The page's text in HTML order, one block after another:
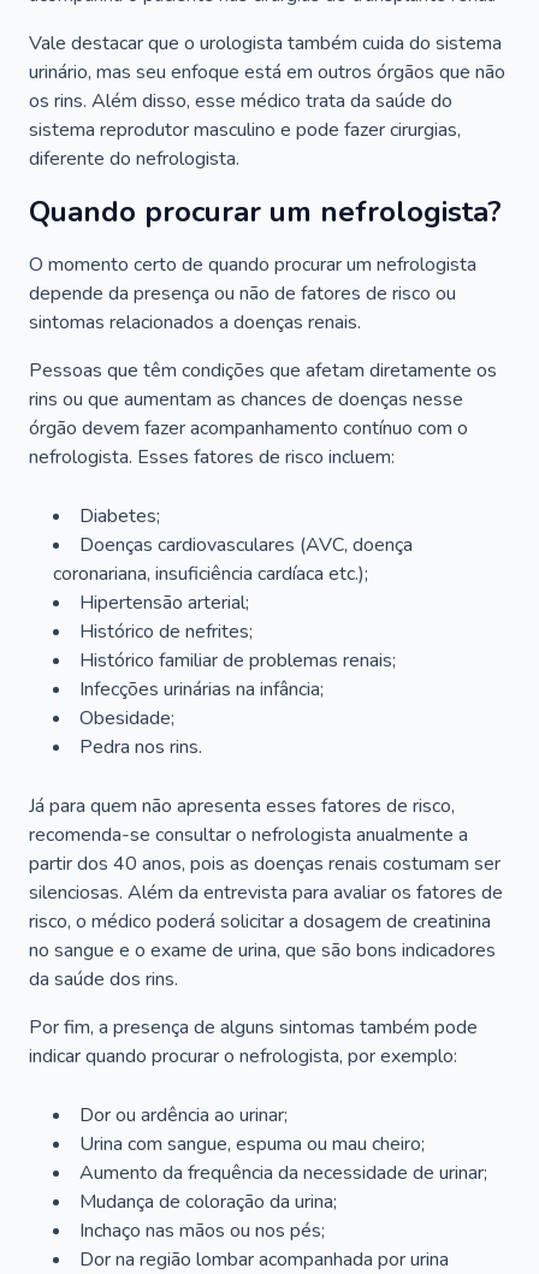
Vale destacar que o urologista também cuida do sistema
urinário, mas seu enfoque está em outros órgãos que não
os rins. Além disso, esse médico trata da saúde do
sistema reprodutor masculino e pode fazer cirurgias,
diferente do nefrologista.
Quando procurar um nefrologista?
O momento certo de quando procurar um nefrologista
depende da presença ou não de fatores de risco ou
sintomas relacionados a doenças renais.
Pessoas que têm condições que afetam diretamente os
rins ou que aumentam as chances de doenças nesse
órgão devem fazer acompanhamento contínuo com o
nefrologista. Esses fatores de risco incluem:
Diabetes;
Doenças cardiovasculares (AVC, doença
coronariana, insuficiência cardíaca etc.);
Hipertensão arterial;
Histórico de nefrites;
Histórico familiar de problemas renais;
Infecções urinárias na infância;
Obesidade;
Pedra nos rins.
Já para quem não apresenta esses fatores de risco,
recomenda-se consultar o nefrologista anualmente a
partir dos 40 anos, pois as doenças renais costumam ser
silenciosas. Além da entrevista para avaliar os fatores de
risco, o médico poderá solicitar a dosagem de creatinina
no sangue e o exame de urina, que são bons indicadores
da saúde dos rins.
Por fim, a presença de alguns sintomas também pode
indicar quando procurar o nefrologista, por exemplo:
Dor ou ardência ao urinar;
Urina com sangue, espuma ou mau cheiro;
Aumento da frequência da necessidade de urinar;
Mudança de coloração da urina;
Inchaço nas mãos ou nos pés;
Dor na região lombar acompanhada por urina